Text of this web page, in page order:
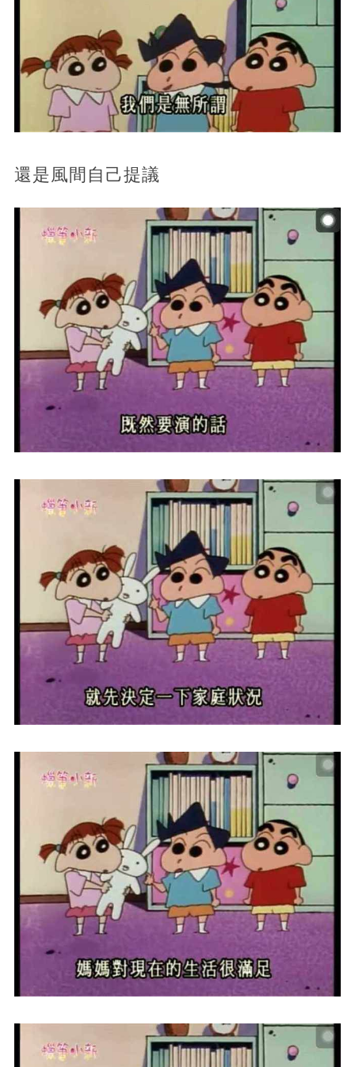
還是風間自己提議